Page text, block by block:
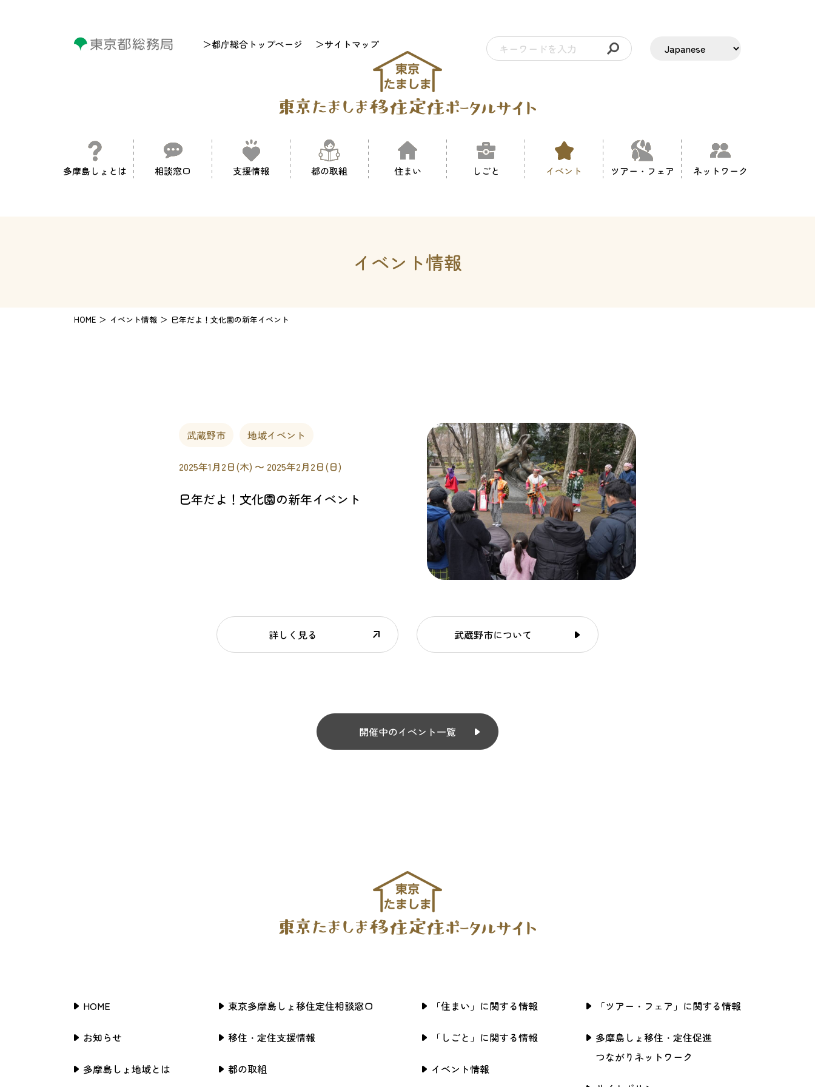
＞都庁総合トップページ ＞サイトマップ
多摩島しょとは 相談窓口 支援情報 都の取組 住まい しごと イベント ツアー・フェア ネットワーク
イベント情報
HOME イベント情報 巳年だよ！文化園の新年イベント
武蔵野市 地域イベント
2025年1月2日(木) 〜 2025年2月2日(日)
巳年だよ！文化園の新年イベント
詳しく見る 武蔵野市について
開催中のイベント一覧
HOME
お知らせ
多摩島しょ地域とは
東京多摩島しょ移住定住相談窓口
移住・定住支援情報
都の取組
「住まい」に関する情報
「しごと」に関する情報
イベント情報
「ツアー・フェア」に関する情報
多摩島しょ移住・定住促進
つながりネットワーク